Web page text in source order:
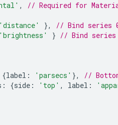
,
// Required for
'distance' },
// Bind series
'brightness' } // Bind
{label : 'parsecs' },
//
: {side : 'top' , label :